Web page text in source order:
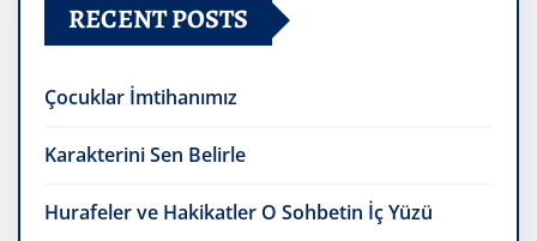
RECENT POSTS
Çocuklar İmtihanımız
Karakterini Sen Belirle
Hurafeler ve Hakikatler O Sohbetin İç Yüzü